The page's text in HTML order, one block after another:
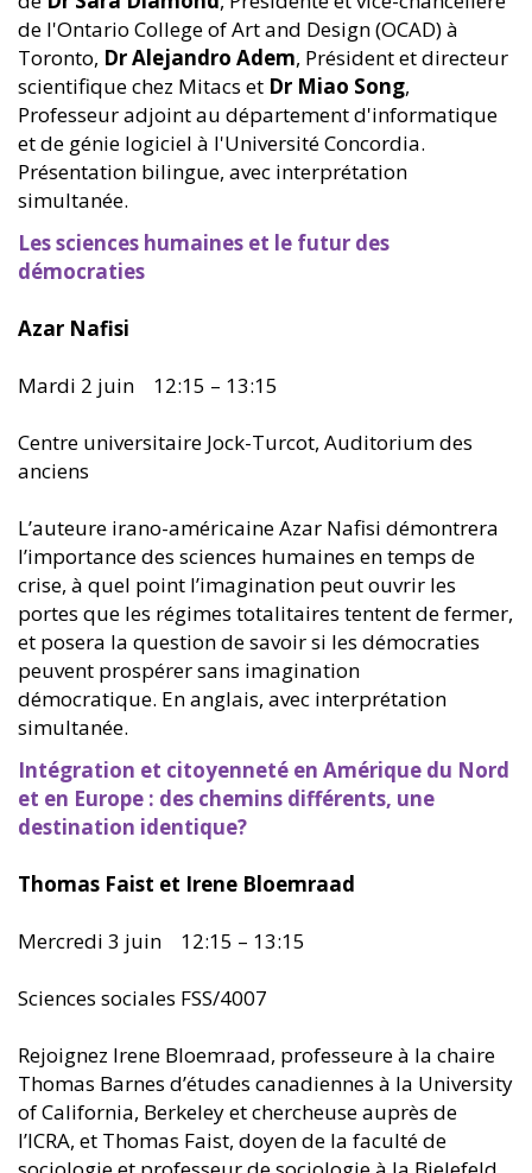
de l'Ontario College of Art and Design (OCAD) à
Toronto, Dr Alejandro Adem, Président et directeur
scientifique chez Mitacs et Dr Miao Song,
Professeur adjoint au département d'informatique
et de génie logiciel à l'Université Concordia.
Présentation bilingue, avec interprétation
simultanée.
Les sciences humaines et le futur des
démocraties
Azar Nafisi
Mardi 2 juin 12:15 – 13:15
Centre universitaire Jock-Turcot, Auditorium des
anciens
L’auteure irano-américaine Azar Nafisi démontrera
l’importance des sciences humaines en temps de
crise, à quel point l’imagination peut ouvrir les
portes que les régimes totalitaires tentent de fermer,
et posera la question de savoir si les démocraties
peuvent prospérer sans imagination
démocratique. En anglais, avec interprétation
simultanée.
Intégration et citoyenneté en Amérique du Nord
et en Europe : des chemins différents, une
destination identique?
Thomas Faist et Irene Bloemraad
Mercredi 3 juin 12:15 – 13:15
Sciences sociales FSS/4007
Rejoignez Irene Bloemraad, professeure à la chaire
Thomas Barnes d’études canadiennes à la University
of California, Berkeley et chercheuse auprès de
l’ICRA, et Thomas Faist, doyen de la faculté de